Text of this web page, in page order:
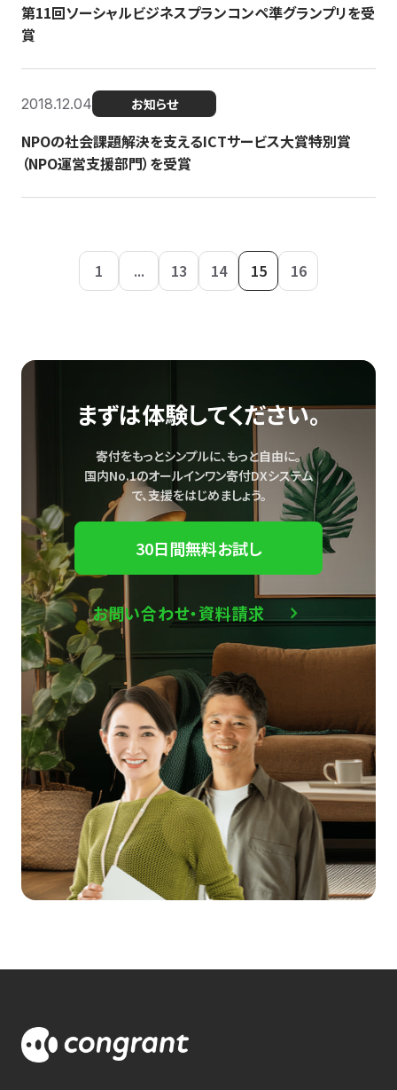
第11回ソーシャルビジネスプランコンペ準グランプリを受
賞
2018.12.04 お知らせ
NPOの社会課題解決を支えるICTサービス大賞特別賞
（NPO運営支援部門）を受賞
1 ... 13 14 15 16
まずは体験してください。
寄付をもっとシンプルに、もっと自由に。
国内No.1のオールインワン寄付DXシステム
で、支援をはじめましょう。
30日間無料お試し
お問い合わせ・資料請求